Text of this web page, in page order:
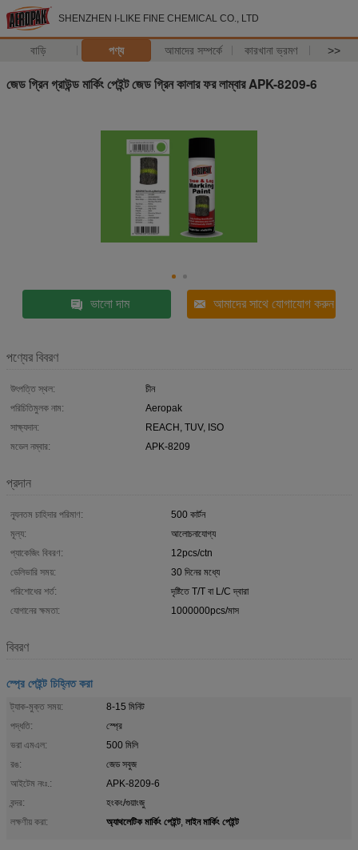
SHENZHEN I-LIKE FINE CHEMICAL CO., LTD
বাড়ি পণ্য আমাদের সম্পর্কে কারখানা ভ্রমণ >>
জেড গ্রিন গ্রাউন্ড মার্কিং পেইন্ট জেড গ্রিন কালার ফর লাম্বার APK-8209-6
ভালো দাম আমাদের সাথে যোগাযোগ করুন
পণ্যের বিবরণ
উৎপত্তি স্থল:
চীন
পরিচিতিমুলক নাম:
Aeropak
সাক্ষ্যদান:
REACH, TUV, ISO
মডেল নম্বার:
APK-8209
প্রদান
ন্যূনতম চাহিদার পরিমাণ:
500 কার্টন
মূল্য:
আলোচনাযোগ্য
প্যাকেজিং বিবরণ:
12pcs/ctn
ডেলিভারি সময়:
30 দিনের মধ্যে
পরিশোধের শর্ত:
দৃষ্টিতে T/T বা L/C দ্বারা
যোগানের ক্ষমতা:
1000000pcs/মাস
বিবরণ
স্প্রে পেইন্ট চিহ্নিত করা
ট্যাক-মুক্ত সময়:
8-15 মিনিট
পদ্ধতি:
স্প্রে
ভরা এমএল:
500 মিলি
রঙ:
জেড সবুজ
আইটেম নংঃ.:
APK-8209-6
বন্দর:
হংকং/গুয়াংজু
লক্ষণীয় করা:
অ্যাথলেটিক মার্কিং পেইন্ট, লাইন মার্কিং পেইন্ট